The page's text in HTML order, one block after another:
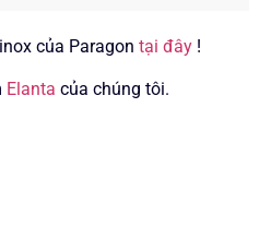
của Paragon tại đây !
Elanta của chúng tôi.